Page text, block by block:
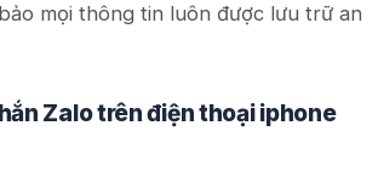
mọi thông tin luôn được lưu trữ an
Zalo trên điện thoại iphone